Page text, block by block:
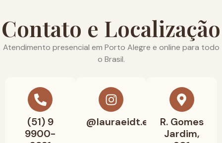
Contato e Localização
Atendimento presencial em Porto Alegre e online para todo
o Brasil.
(51) 9
9900-
@lauraeidt.endocrino
R. Gomes
Jardim,